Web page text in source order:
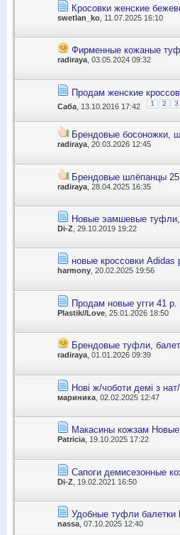
Кросовки женские
swetlan_ko , 11.07.2025 16:10
Фирменные кожаные
radiraya , 03.05.2024 09:32
Продам женские
Саба , 13.10.2016 17:42 1 2 3
Брендовые босоножки,
radiraya , 20.03.2026 12:45
Брендовые шлёпанцы
radiraya , 28.04.2025 16:35
Новые эамшевые
Di-Z , 29.10.2019 19:22
новые кроссовки Adidas
harmony, 20.02.2025 19:56
Продам новые угги 41
Plastik//Love , 25.01.2026 18:50
Брендовые туфли,
radiraya , 01.01.2026 09:39
Нові ж/чоботи демі з
мариника , 02.02.2025 12:47
Макасины кожзам
Patricia , 19.10.2025 17:22
Сапоги демисезонные
Di-Z , 19.02.2021 16:50
Удобные туфли балетки
nassa , 07.10.2025 12:40